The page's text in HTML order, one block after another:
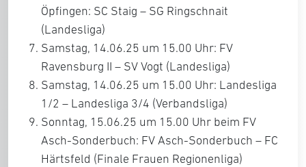
Öpfingen: SC Staig – SG Ringschnait
(Landesliga)
Samstag, 14.06.25 um 15.00 Uhr: FV
Ravensburg II – SV Vogt (Landesliga)
Samstag, 14.06.25 um 15.00 Uhr: Landesliga
1/2 – Landesliga 3/4 (Verbandsliga)
Sonntag, 15.06.25 um 15.00 Uhr beim FV
Asch-Sonderbuch: FV Asch-Sonderbuch – FC
Härtsfeld (Finale Frauen Regionenliga)